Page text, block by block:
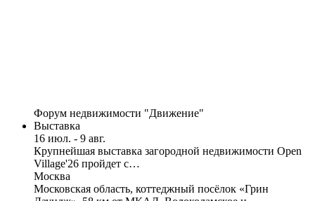
Форум недвижимости "Движение"
Выставка
16 июл. - 9 авг.
Крупнейшая выставка загородной недвижимости Open
Village'26 пройдет с…
Москва
Московская область, коттеджный посёлок «Грин